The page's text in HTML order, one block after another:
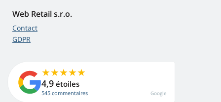
Web Retail s.r.o.
Contact
GDPR
4,9 étoiles
545 commentaires Google